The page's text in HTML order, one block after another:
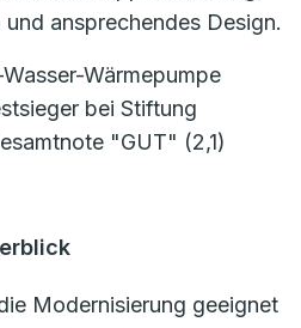
ansprechendes Design.
Wärmepumpe
bei Stiftung
"GUT" (2,1)
Modernisierung geeignet